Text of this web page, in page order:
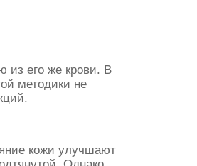
из его же крови. В
методики не
кожи улучшают